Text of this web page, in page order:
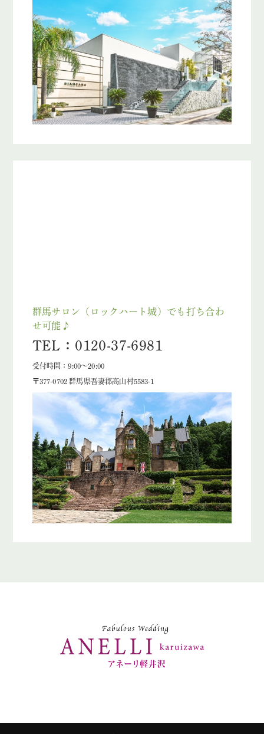
群馬サロン（ロックハート城）でも打ち合わ
せ可能♪
TEL：0120-37-6981
受付時間：9:00～20:00
〒377-0702 群馬県吾妻郡高山村5583-1